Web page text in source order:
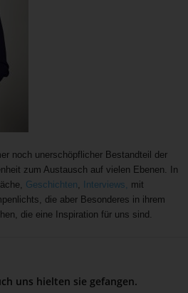
noch unerschöpflicher Bestandteil der
zum Austausch auf vielen Ebenen. In
Geschichten, Interviews, mit
die aber Besonderes in ihrem
die eine Inspiration für uns sind.
uns hielten sie gefangen.